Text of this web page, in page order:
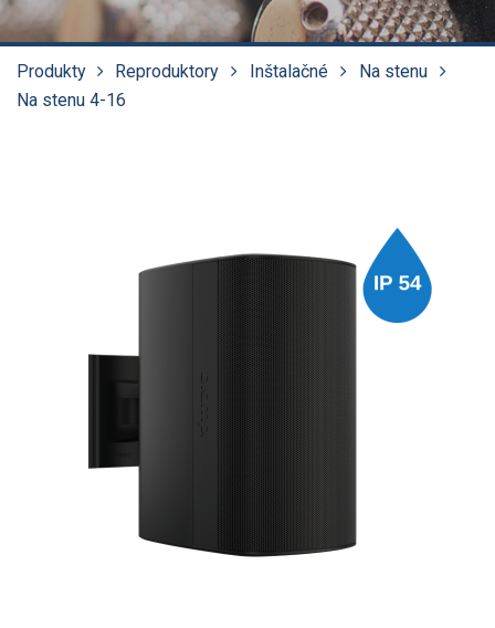
Produkty Reproduktory Inštalačné
Na stenu
Na stenu 4-16